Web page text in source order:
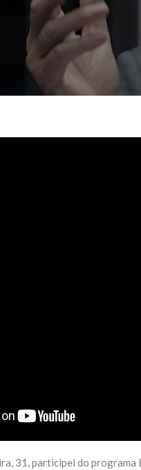
31, participei do